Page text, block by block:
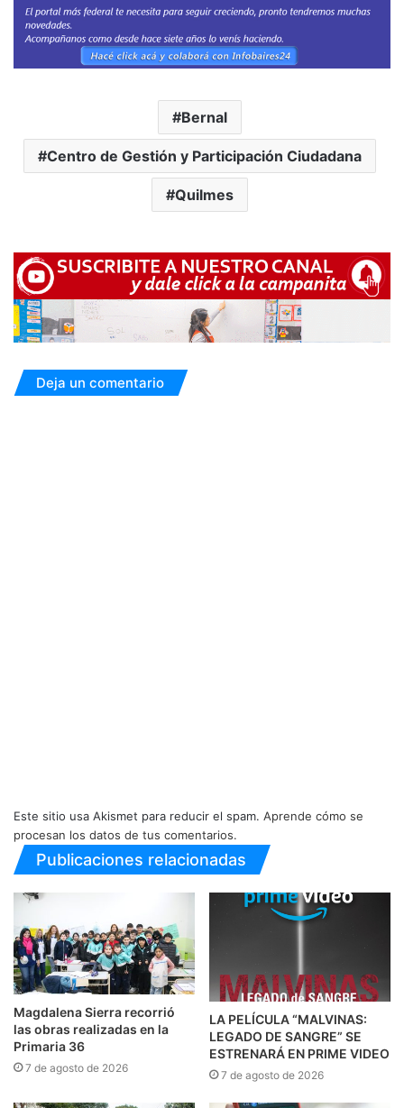
Bernal
Centro de Gestión y Participación Ciudadana
Quilmes
Deja un comentario
Este sitio usa Akismet para reducir el spam. Aprende cómo se
procesan los datos de tus comentarios.
Publicaciones relacionadas
Magdalena Sierra recorrió
las obras realizadas en la
Primaria 36
7 de agosto de 2026
LA PELÍCULA “MALVINAS:
LEGADO DE SANGRE” SE
ESTRENARÁ EN PRIME VIDEO
7 de agosto de 2026